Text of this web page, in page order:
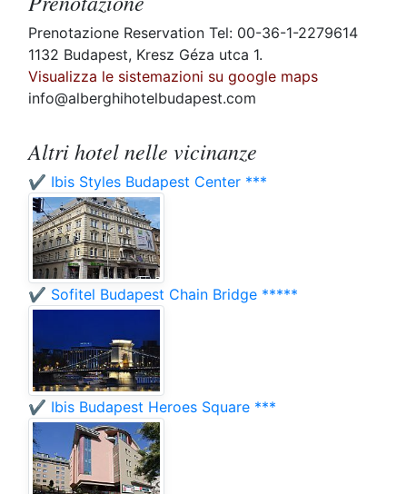
Prenotazione Reservation Tel: 00-36-1-2279614
1132 Budapest, Kresz Géza utca 1.
Visualizza le sistemazioni su google maps
info@alberghihotelbudapest.com
Altri hotel nelle vicinanze
✔️ Ibis Styles Budapest Center ***
✔️ Sofitel Budapest Chain Bridge *****
✔️ Ibis Budapest Heroes Square ***